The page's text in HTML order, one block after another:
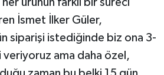
İsmet İlker Güler,
siparişi istediğinde biz ona 3-
veriyoruz ama daha özel,